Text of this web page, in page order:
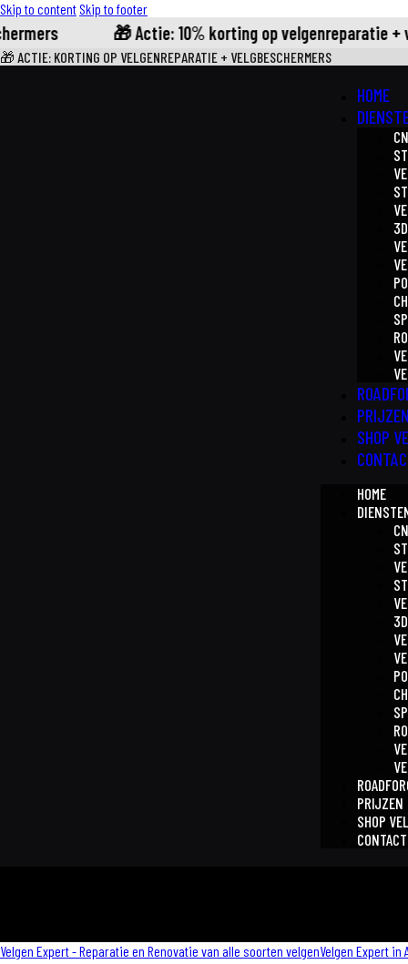
Skip to contentSkip to footer
🎁 Actie: 10% korting op velgenreparatie +
🎁 ACTIE: KORTING OP VELGENREPARATIE + VELGBESCHERMERS
HOME
SHOP
HOME
PRIJZEN
SHOP
CONTACT
Velgen Expert - Reparatie en Renovatie van alle soorten velgenVelgen Expert